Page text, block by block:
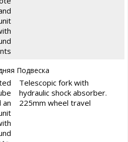
Подвеска
an
Telescopic fork with
hydraulic shock absorber.
225mm wheel travel